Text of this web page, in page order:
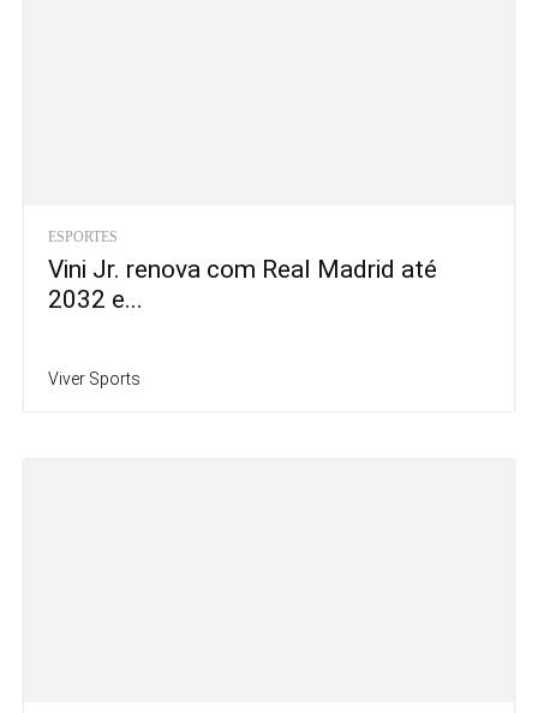
ESPORTES
Vini Jr. renova com Real Madrid até
2032 e...
Viver Sports